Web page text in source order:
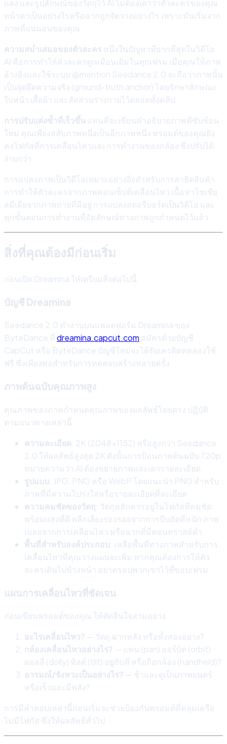
แสง และรูปลักษณ์ของวัตถุไว้ AI ไม่ต้องเดาว่าตัวละครของคุณ
หน้าตาเป็นอย่างไรหรือฉากถูกจัดวางอย่างไร เพราะมันเริ่มจาก
ภาพที่แน่นอนของคุณ
ความสม่ำเสมอของตัวละคร หนึ่งในปัญหาที่ยากที่สุดในวิดีโอ
AI คือการทำให้ตัวละครดูเหมือนเดิมในทุกเฟรม เมื่อคุณให้ภาพ
อ้างอิงและใช้ระบบ @mention Seedance 2.0 จะถือว่าภาพนั้น
เป็นจุดยึดความจริง (ground-truth anchor) โดยรักษาลักษณะ
ใบหน้า เสื้อผ้า และสัดส่วนร่างกายไว้ตลอดทั้งคลิป
การปรับแต่งซ้ำที่เร็วขึ้น แทนที่จะเขียนคำอธิบายภาพที่ซับซ้อน
ใหม่ คุณเพียงสลับภาพหนึ่งเป็นอีกภาพหนึ่ง พรอมต์ของคุณยัง
คงโฟกัสที่การเคลื่อนไหวและการทำงานของกล้อง ซึ่งปรับได้
ง่ายกว่า
การแปลงภาพเป็นวิดีโอเหมาะอย่างยิ่งสำหรับการสาธิตสินค้า
การทำให้ตัวละครจากภาพคอนเซ็ปต์เคลื่อนไหว เนื้อหาโซเชีย
ลมีเดียจากภาพถ่ายที่มีอยู่ การแปลงสตอรีบอร์ดเป็นวิดีโอ และ
ทุกขั้นตอนการทำงานที่อัตลักษณ์ทางภาพถูกกำหนดไว้แล้ว
สิ่งที่คุณต้องมีก่อนเริ่ม
ก่อนเปิด Dreamina ให้เตรียมสิ่งต่อไปนี้
บัญชี Dreamina
Seedance 2.0 ทำงานบนแพลตฟอร์ม Dreamina ของ
ByteDance ที่ dreamina.capcut.com สมัครด้วยบัญชี
CapCut หรือ ByteDance บัญชีใหม่จะได้รับเครดิตทดลองใช้
ฟรี ซึ่งเพียงพอสำหรับการทดสอบสร้างหลายครั้ง
ภาพต้นฉบับคุณภาพสูง
คุณภาพของภาพกำหนดคุณภาพของผลลัพธ์โดยตรง ปฏิบัติ
ตามแนวทางเหล่านี้
ความละเอียด: 2K (2048x1152) หรือสูงกว่า Seedance
2.0 ให้ผลลัพธ์สูงสุด 2K ดังนั้นการป้อนภาพต้นฉบับ 720p
หมายความว่า AI ต้องขยายภาพและเดารายละเอียด
รูปแบบ: JPG, PNG หรือ WebP โดยแนะนำ PNG สำหรับ
ภาพที่มีความโปร่งใสหรือรายละเอียดที่ละเอียด
ความคมชัดของวัตถุ: วัตถุหลักควรอยู่ในโฟกัสที่คมชัด
พร้อมแสงที่ดี หลีกเลี่ยงร่องรอยจากการบีบอัดที่หนัก ภาพ
เบลอจากการเคลื่อนไหว หรือฉากที่มีคอนทราสต์ต่ำ
พื้นที่สำหรับองค์ประกอบ: เหลือพื้นที่ทางภาพสำหรับการ
เคลื่อนไหวที่คุณวางแผนจะเพิ่ม หากคุณต้องการให้ตัว
ละครเดินไปข้างหน้า อย่าครอปพวกเขาไว้ที่ขอบเฟรม
แผนการเคลื่อนไหวที่ชัดเจน
ก่อนเขียนพรอมต์ของคุณ ให้ตัดสินใจสามอย่าง
อะไรเคลื่อนไหว? — วัตถุ ฉากหลัง หรือทั้งสองอย่าง?
กล้องเคลื่อนไหวอย่างไร? — แพน (pan) ออร์บิต (orbit)
ดอลลี่ (dolly) ทิลต์ (tilt) อยู่กับที่ หรือถือกล้อง (handheld)?
อารมณ์/จังหวะเป็นอย่างไร? — ช้าและดูเป็นภาพยนตร์
หรือเร็วและมีพลัง?
การมีคำตอบเหล่านี้ก่อนเริ่มจะช่วยป้องกันพรอมต์ที่คลุมเครือ
ไม่มีโฟกัส ซึ่งให้ผลลัพธ์ทั่วไป